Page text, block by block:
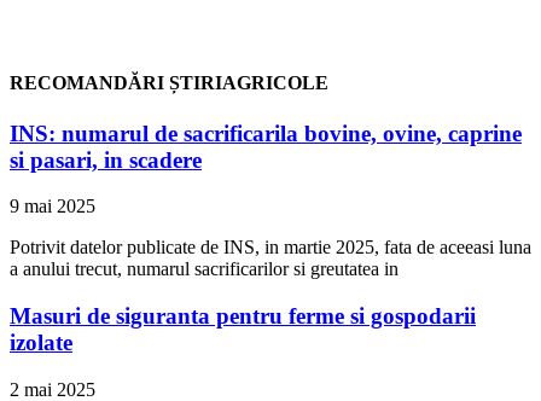
RECOMANDĂRI ȘTIRIAGRICOLE
INS: numarul de sacrificarila bovine, ovine, caprine
si pasari, in scadere
9 mai 2025
Potrivit datelor publicate de INS, in martie 2025, fata de aceeasi luna
a anului trecut, numarul sacrificarilor si greutatea in
Masuri de siguranta pentru ferme si gospodarii
izolate
2 mai 2025